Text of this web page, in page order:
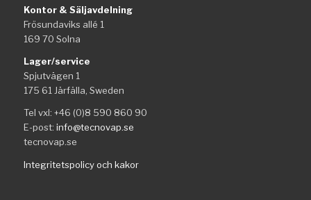
Kontor & Säljavdelning
Frösundaviks allé 1
169 70 Solna
Lager/service
Spjutvägen 1
175 61 Järfälla, Sweden
Tel vxl: +46 (0)8 590 860 90
E-post: info@tecnovap.se
tecnovap.se
Integritetspolicy och kakor